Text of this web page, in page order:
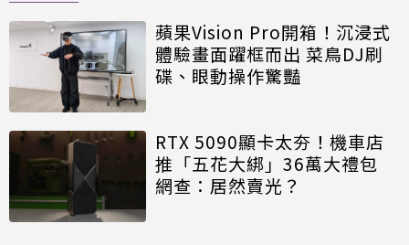
蘋果Vision Pro開箱！沉浸式
體驗畫面躍框而出 菜鳥DJ刷
碟、眼動操作驚豔
RTX 5090顯卡太夯！機車店
推「五花大綁」36萬大禮包
網查：居然賣光？